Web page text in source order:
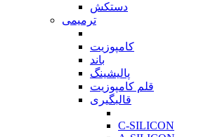
دستکش
ترمیمی
کامپوزیت
باند
پالیشینگ
قلم کامپوزیت
قالبگیری
C-SILICON